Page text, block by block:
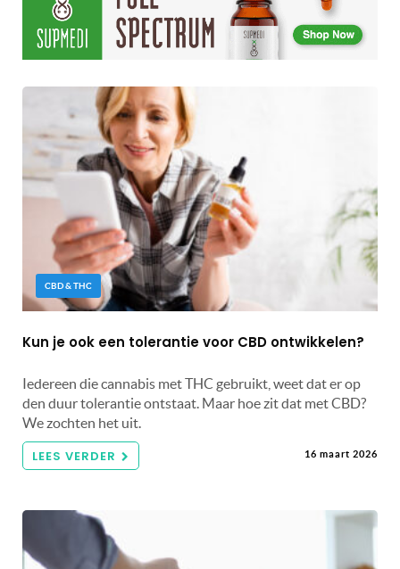
CBD & THC
Kun je ook een tolerantie voor CBD ontwikkelen?
Iedereen die cannabis met THC gebruikt, weet dat er op
den duur tolerantie ontstaat. Maar hoe zit dat met CBD?
We zochten het uit.
LEES VERDER 16 maart 2026